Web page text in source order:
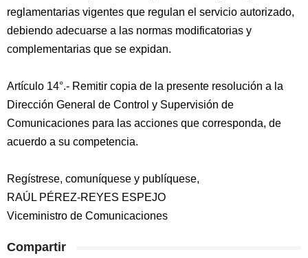
reglamentarias vigentes que regulan el servicio autorizado,
debiendo adecuarse a las normas modificatorias y
complementarias que se expidan.
Artículo 14°.- Remitir copia de la presente resolución a la
Dirección General de Control y Supervisión de
Comunicaciones para las acciones que corresponda, de
acuerdo a su competencia.
Regístrese, comuníquese y publíquese,
RAÚL PÉREZ-REYES ESPEJO
Viceministro de Comunicaciones
Compartir